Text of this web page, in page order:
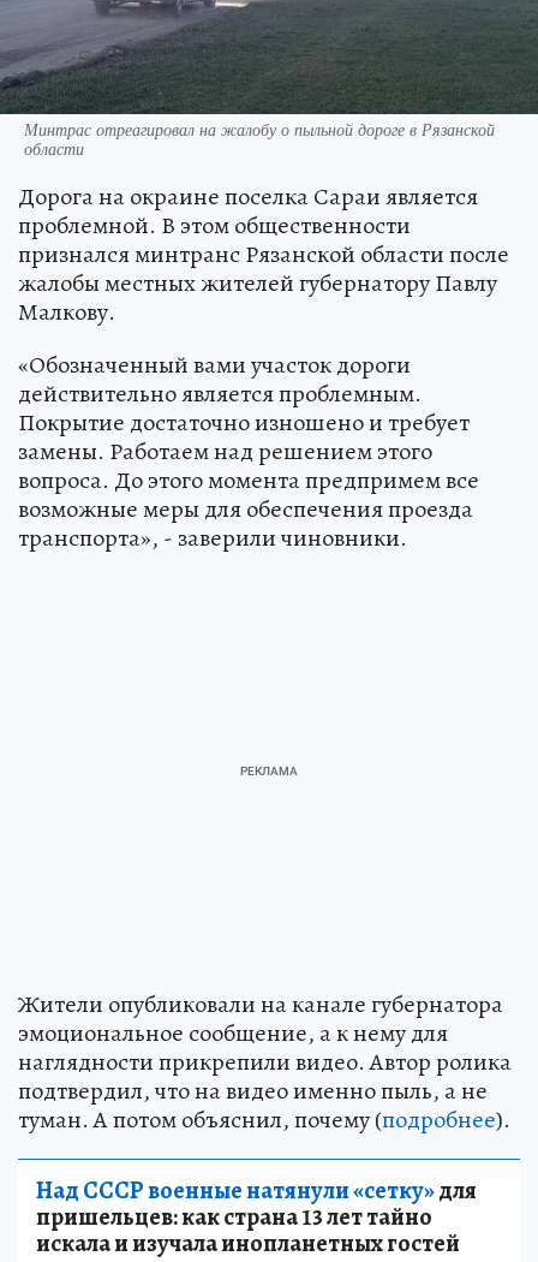
Минтрас отреагировал на жалобу о пыльной дороге в Рязанской
области
Дорога на окраине поселка Сараи является
проблемной. В этом общественности
признался минтранс Рязанской области после
жалобы местных жителей губернатору Павлу
Малкову.
«Обозначенный вами участок дороги
действительно является проблемным.
Покрытие достаточно изношено и требует
замены. Работаем над решением этого
вопроса. До этого момента предпримем все
возможные меры для обеспечения проезда
транспорта», - заверили чиновники.
Жители опубликовали на канале губернатора
эмоциональное сообщение, а к нему для
наглядности прикрепили видео. Автор ролика
подтвердил, что на видео именно пыль, а не
туман. А потом объяснил, почему (подробнее).
Над СССР военные натянули «сетку»для
пришельцев: как страна 13 лет тайно
искала и изучала инопланетных гостей